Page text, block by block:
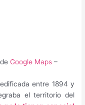
Google Maps –
entre 1894 y
el territorio del